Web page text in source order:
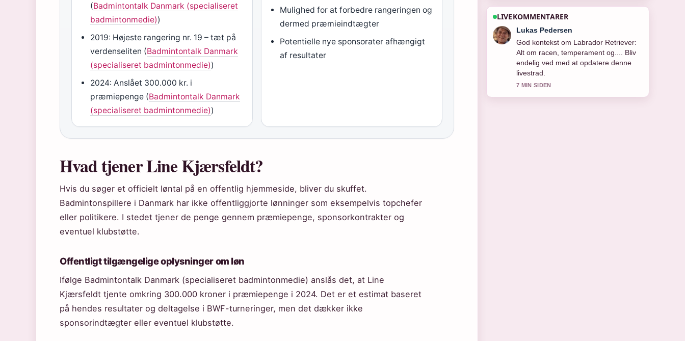
(Badmintontalk Danmark (specialiseret
badmintonmedie))
2019: Højeste rangering nr. 19 – tæt på
verdenseliten (Badmintontalk Danmark
(specialiseret badmintonmedie))
2024: Anslået 300.000 kr. i
præmiepenge (Badmintontalk Danmark
(specialiseret badmintonmedie))
Mulighed for at forbedre rangeringen og
dermed præmieindtægter
Potentielle nye sponsorater afhængigt
af resultater
Hvad tjener Line Kjærsfeldt?
Hvis du søger et officielt løntal på en offentlig hjemmeside, bliver du skuffet.
Badmintonspillere i Danmark har ikke offentliggjorte lønninger som eksempelvis topchefer
eller politikere. I stedet tjener de penge gennem præmiepenge, sponsorkontrakter og
eventuel klubstøtte.
Offentligt tilgængelige oplysninger om løn
Ifølge Badmintontalk Danmark (specialiseret badmintonmedie) anslås det, at Line
Kjærsfeldt tjente omkring 300.000 kroner i præmiepenge i 2024. Det er et estimat baseret
på hendes resultater og deltagelse i BWF-turneringer, men det dækker ikke
sponsorindtægter eller eventuel klubstøtte.
LIVEKOMMENTARER
Mikkel Madsen
Daekningen af Termo Drikkedunk:
Guide til temperatur, sundhed og...
virker solid og nem at folge.
9 MIN SIDEN